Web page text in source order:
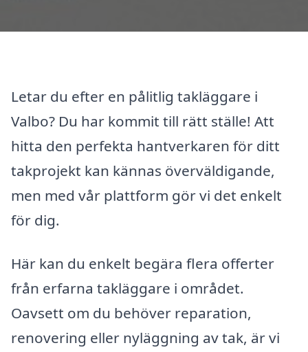
Letar du efter en pålitlig takläggare i
Valbo? Du har kommit till rätt ställe! Att
hitta den perfekta hantverkaren för ditt
takprojekt kan kännas överväldigande,
men med vår plattform gör vi det enkelt
för dig.
Här kan du enkelt begära flera offerter
från erfarna takläggare i området.
Oavsett om du behöver reparation,
renovering eller nyläggning av tak, är vi